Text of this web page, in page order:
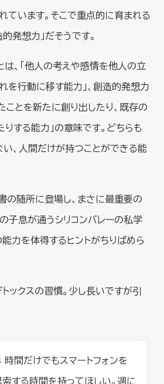
ています。そこで重点的に育まれる
発想力」だそうです。
は、「他人の考えや感情を他人の立
を行動に移す能力」、創造的発想力
ことを新たに創り出したり、既存の
する能力」の意味です。どちらも
、人間だけが持つことができる能
の随所に登場し、まさに最重要の
子息が通うシリコンバレーの私学
力を体得するヒントがちりばめら
ックスの習慣。少し長いですが引
時間だけでもスマートフォンを
する時間を持ってほしい。週に